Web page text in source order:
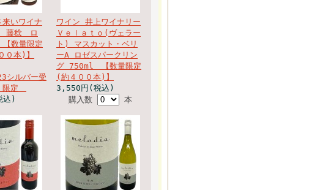
いワイナ
藤稔 ロ
数量限定
０本)】
シルバー受
限定
込)
ワイン 井上ワイナリー
Ｖｅｌａｔｏ(ヴェラー
ト) マスカット・ベリ
ーA ロゼスパークリン
グ 750ml 【数量限定
(約４００本)】
3,550円(税込)
購入数
本